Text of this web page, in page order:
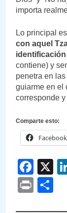
importa
Lo principal
con aquel
identificación
contiene) y
penetra en
guiarme en el
corresponde
Comparte esto:
Facebook
X
Print